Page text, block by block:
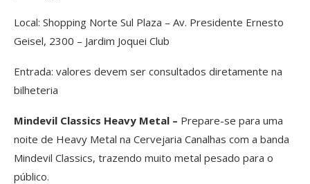
Local: Shopping Norte Sul Plaza – Av. Presidente Ernesto
Geisel, 2300 – Jardim Joquei Club
Entrada: valores devem ser consultados diretamente na
bilheteria
Mindevil Classics Heavy Metal – Prepare-se para uma
noite de Heavy Metal na Cervejaria Canalhas com a banda
Mindevil Classics, trazendo muito metal pesado para o
público.